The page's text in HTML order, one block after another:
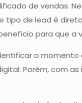
de
de lead é
para que a
o
Porém, com